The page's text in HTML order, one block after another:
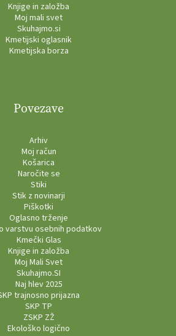
Knjige in založba
Moj mali svet
Skuhajmo.si
Kmetijski oglasnik
Kmetijska borza
Povezave
Arhiv
Moj račun
Košarica
Naročite se
Stiki
Stik z novinarji
Piškotki
Oglasno trženje
varstvu osebnih podatkov
Kmečki Glas
Knjige in založba
Moj Mali Svet
Skuhajmo.SI
Naj hlev 2025
trajnosno prijazna
SKP TP
ZSKP ZŽ
Ekološko logično